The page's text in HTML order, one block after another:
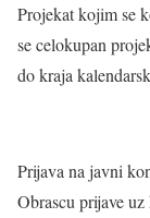
Projekat kojim se
se celokupan
do kraja
Prijava na javni
Obrascu prijave